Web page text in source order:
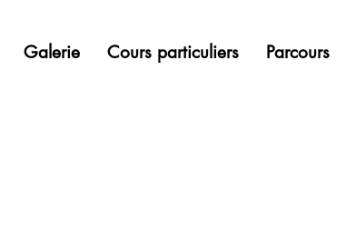
Galerie Cours particuliers Parcours